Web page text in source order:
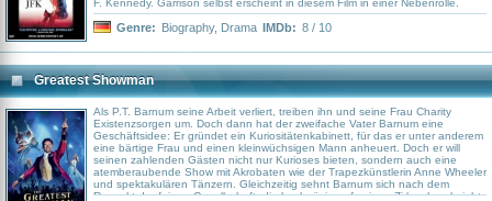
F. Kennedy. Garrison selbst erscheint in diesem Film in einer Nebenrolle.
Genre: Biography, Drama IMDb: 8 / 10
Greatest Showman
Als P.T. Barnum seine Arbeit verliert, treiben ihn und seine Frau Charity
Existenzsorgen um. Doch dann hat der zweifache Vater Barnum eine
Geschäftsidee: Er gründet ein Kuriositätenkabinett, für das er unter anderem
eine bärtige Frau und einen kleinwüchsigen Mann anheuert. Doch er will
seinen zahlenden Gästen nicht nur Kurioses bieten, sondern auch eine
atemberaubende Show mit Akrobaten wie der Trapezkünstlerin Anne Wheeler
und spektakulären Tänzern. Gleichzeitig sehnt Barnum sich nach dem
Respekt der feinen Gesellschaft, die hochnäsig auf seinen Zirkus herabsieht.